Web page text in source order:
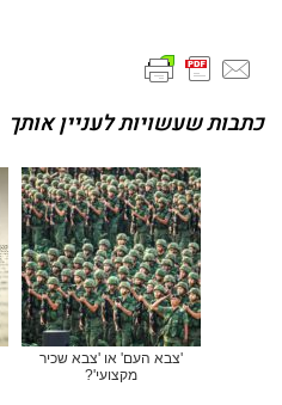
כתבות שעשויות לעניין אותך
'צבא העם' או 'צבא שכיר
מקצועי'?